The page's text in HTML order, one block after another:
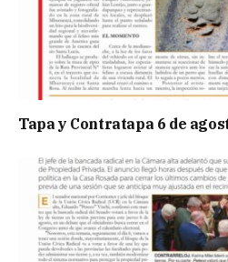
Tapa y Contratapa 6 de